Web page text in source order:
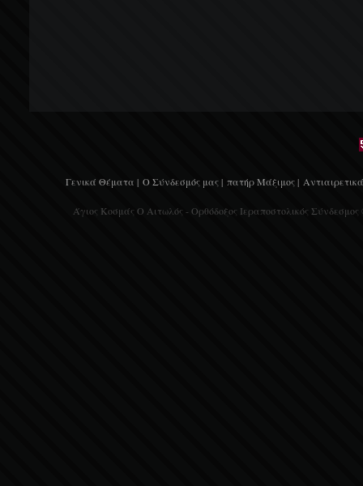
Γενικά Θέματα | Ο Σύνδεσμός μας | πατήρ Μάξιμος |
Άγιος Κοσμάς Ο Αιτωλός - Ορθόδοξος Ιεραποστολικός